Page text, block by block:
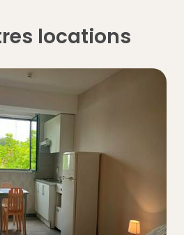
locations